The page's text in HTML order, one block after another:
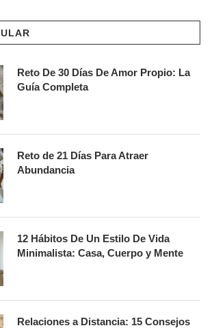
Reto De 30 Días De Amor Propio: La
Guía Completa
Reto de 21 Días Para Atraer
Abundancia
12 Hábitos De Un Estilo De Vida
Minimalista: Casa, Cuerpo y Mente
Relaciones a Distancia: 15 Consejos